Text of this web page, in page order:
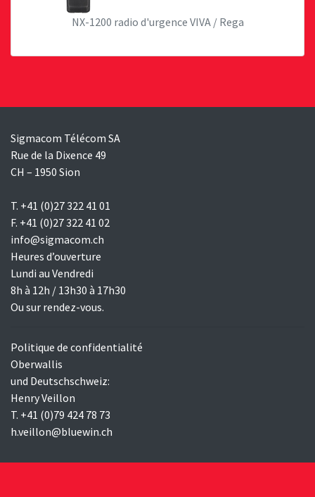
NX-1200 radio d'urgence VIVA / Rega
Sigmacom Télécom SA
Rue de la Dixence 49
CH – 1950 Sion
T. +41 (0)27 322 41 01
F. +41 (0)27 322 41 02
info@sigmacom.ch
Heures d’ouverture
Lundi au Vendredi
8h à 12h / 13h30 à 17h30
Ou sur rendez-vous.
Politique de confidentialité
Oberwallis
und Deutschschweiz:
Henry Veillon
T. +41 (0)79 424 78 73
h.veillon@bluewin.ch